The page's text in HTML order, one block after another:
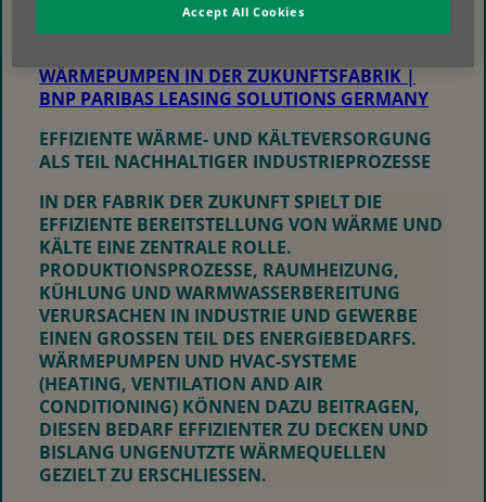
LEDS IN DER ZUKUNFTSFABRIK | BNP PARIBAS
LEASING SOLUTIONS GERMANY
WÄRMEPUMPEN IN DER ZUKUNFTSFABRIK |
BNP PARIBAS LEASING SOLUTIONS GERMANY
EFFIZIENTE WÄRME- UND KÄLTEVERSORGUNG
ALS TEIL NACHHALTIGER INDUSTRIEPROZESSE
IN DER FABRIK DER ZUKUNFT SPIELT DIE
EFFIZIENTE BEREITSTELLUNG VON WÄRME UND
KÄLTE EINE ZENTRALE ROLLE.
PRODUKTIONSPROZESSE, RAUMHEIZUNG,
KÜHLUNG UND WARMWASSERBEREITUNG
VERURSACHEN IN INDUSTRIE UND GEWERBE
EINEN GROSSEN TEIL DES ENERGIEBEDARFS. W
ÄRMEPUMPEN UND HVAC-SYSTEME (
HEATING, VENTILATION AND AIR C
ONDITIONING) KÖNNEN DAZU BEITRAGEN, D
IESEN BEDARF EFFIZIENTER ZU DECKEN UND B
ISLANG UNGENUTZTE WÄRMEQUELLEN G
EZIELT ZU ERSCHLIESSEN.
Accept All Cookies